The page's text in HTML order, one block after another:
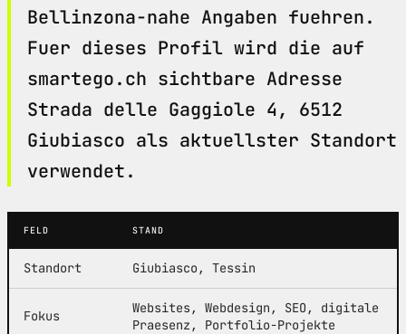
Bellinzona-nahe Angaben fuehren.
Fuer dieses Profil wird die auf
smartego.ch sichtbare Adresse
Strada delle Gaggiole 4, 6512
Giubiasco als aktuellster Standort
verwendet.
FELD STAND
Standort Giubiasco, Tessin
Fokus
Websites, Webdesign, SEO, digitale
Praesenz, Portfolio-Projekte